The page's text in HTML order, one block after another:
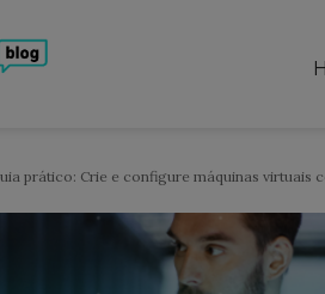
prático: Crie e configure máquinas virtuais